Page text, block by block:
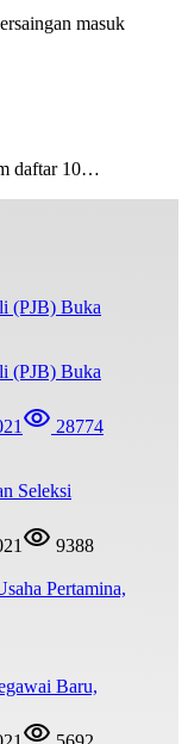
masuk
daftar 10…
(PJB) Buka
28774
Seleksi
9388
Pertamina,
Baru,